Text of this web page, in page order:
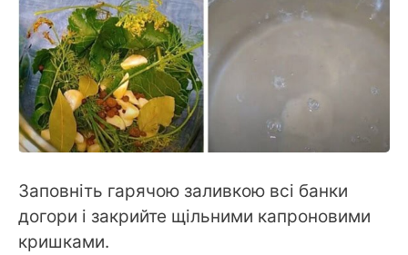
Заповніть гарячою заливкою всі банки
догори і закрийте щільними капроновими
кришками.